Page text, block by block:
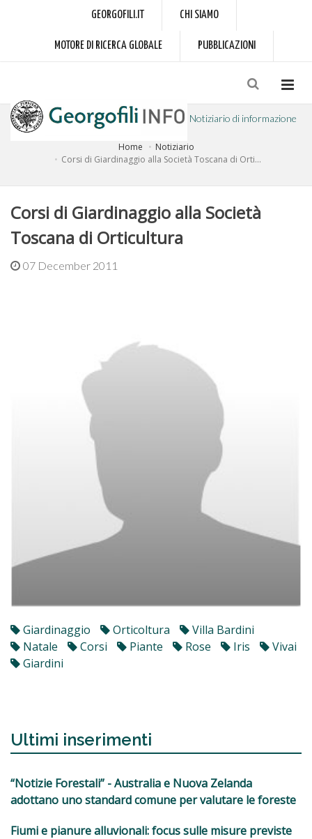
GEORGOFILI.IT CHI SIAMO
MOTORE DI RICERCA GLOBALE PUBBLICAZIONI
Notiziario di informazione
a cura dell'Accademia dei Georgofili
Home
Notiziario
Corsi di Giardinaggio alla Società Toscana di Orti...
Corsi di Giardinaggio alla Società
Toscana di Orticultura
07 December 2011
Giardinaggio Orticoltura
Villa Bardini
Natale
Corsi Piante Rose Iris
Vivai
Giardini
Ultimi inserimenti
“Notizie Forestali” - Australia e Nuova Zelanda
adottano uno standard comune per valutare le foreste
Fiumi e pianure alluvionali: focus sulle misure previste